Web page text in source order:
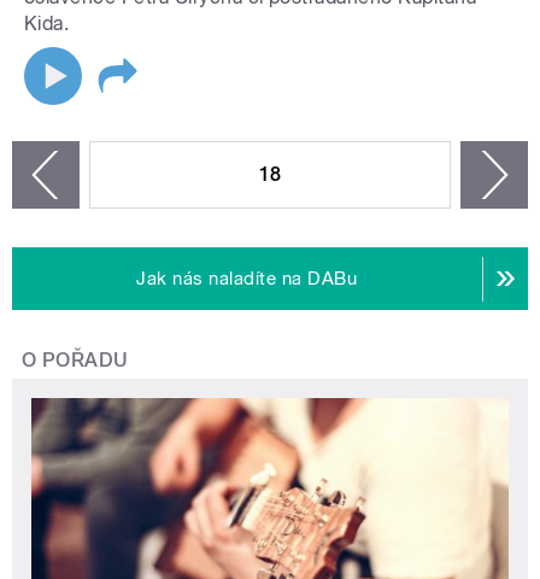
Kida.
18
Jak nás naladíte na DABu
O POŘADU